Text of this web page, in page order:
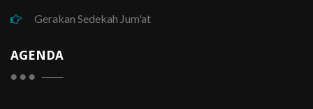
Gerakan Sedekah Jum'at
AGENDA